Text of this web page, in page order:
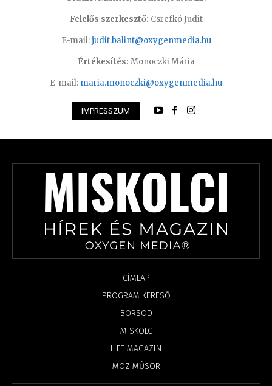
Felelős szerkesztő: Csrefkó Judit
E-mail:judit.balint@oxygenmedia.hu
Értékesítés: Monoczki Mária
E-mail: maria.monoczki@oxygenmedia.hu
IMPRESSZUM
CÍMLAP
PROGRAM KERESŐ
BORSOD
MISKOLC
LIFE MAGAZIN
MOZIMŰSOR